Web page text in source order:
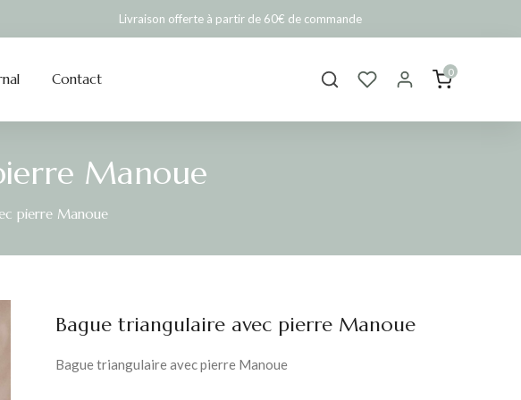
Livraison offerte à partir de 60€ de commande
Contact 0
Manoue
pierre Manoue
Bague triangulaire avec pierre Manoue
Bague triangulaire avec pierre Manoue